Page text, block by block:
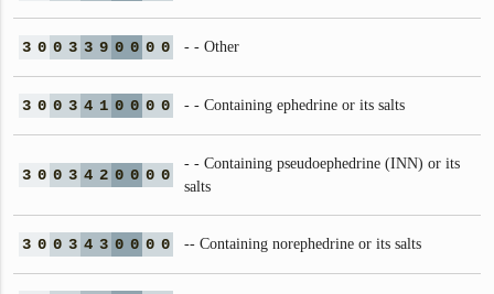
3 0 0 3 3 9 0 0 0 0 - - Other
3 0 0 3 4 1 0 0 0 0 - - Containing ephedrine or its salts
3 0 0 3 4 2 0 0 0 0
- - Containing pseudoephedrine (INN) or its
salts
3 0 0 3 4 3 0 0 0 0 -- Containing norephedrine or its salts